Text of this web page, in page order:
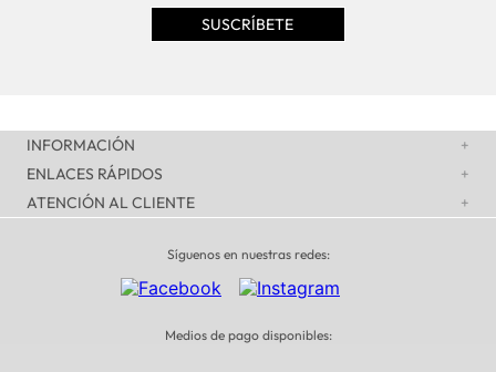
INFORMACIÓN
+
ENLACES RÁPIDOS
+
ATENCIÓN AL CLIENTE
+
Síguenos en nuestras redes:
Medios de pago disponibles: